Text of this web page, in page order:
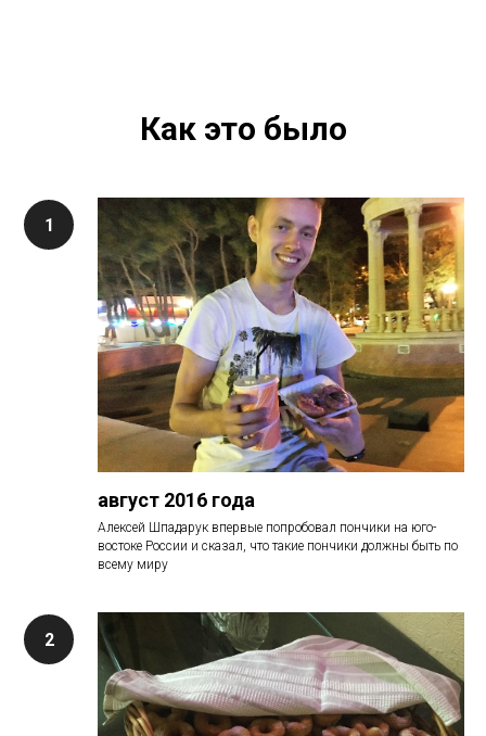
Как это было
август 2016 года
Алексей Шпадарук впервые попробовал пончики на юго-
востоке России и сказал, что такие пончики должны быть по
всему миру